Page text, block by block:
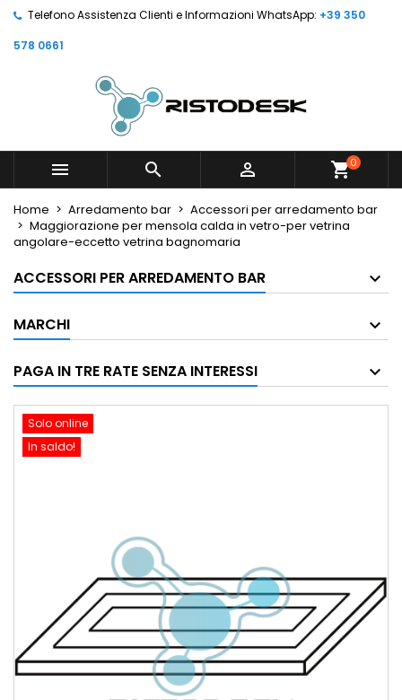
Telefono Assistenza Clienti e Informazioni WhatsApp: +39 350
578 0661
   shopping_cart0
Home Arredamento bar
Accessori per arredamento bar
Maggiorazione per mensola calda in vetro-per vetrina
angolare-eccetto vetrina bagnomaria
ACCESSORI PER ARREDAMENTO BAR
MARCHI
PAGA IN TRE RATE SENZA INTERESSI
Solo online
In saldo!